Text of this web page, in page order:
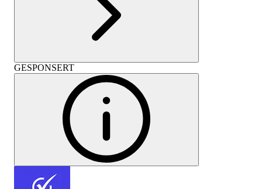
GESPONSERT